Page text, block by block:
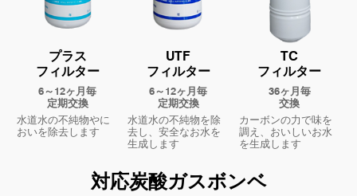
プラス
フィルター
6～12ヶ月毎
定期交換
水道水の不純物やに
おいを除去します
UTF
フィルター
6～12ヶ月毎
定期交換
水道水の不純物を除
去し、安全なお水を
生成します
TC
フィルター
36ヶ月毎
交換
カーボンの力で味を
調え、おいしいお水
を生成します
対応炭酸ガスボンベ